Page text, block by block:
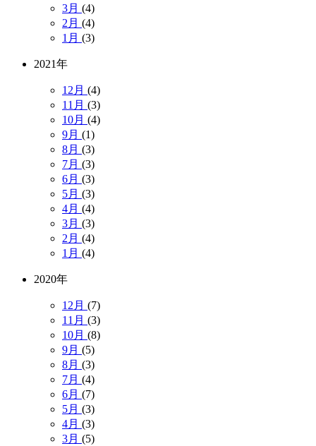
3月 (4)
2月 (4)
1月 (3)
2021年
12月 (4)
11月 (3)
10月 (4)
9月 (1)
8月 (3)
7月 (3)
6月 (3)
5月 (3)
4月 (4)
3月 (3)
2月 (4)
1月 (4)
2020年
12月 (7)
11月 (3)
10月 (8)
9月 (5)
8月 (3)
7月 (4)
6月 (7)
5月 (3)
4月 (3)
3月 (5)